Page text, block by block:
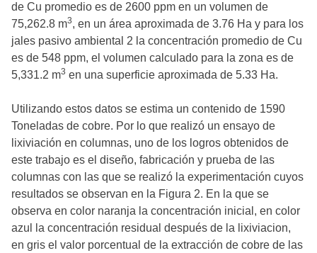
de Cu promedio es de 2600 ppm en un volumen de
75,262.8 m3, en un área aproximada de 3.76 Ha y para los
jales pasivo ambiental 2 la concentración promedio de Cu
es de 548 ppm, el volumen calculado para la zona es de
5,331.2 m3 en una superficie aproximada de 5.33 Ha.
Utilizando estos datos se estima un contenido de 1590
Toneladas de cobre. Por lo que realizó un ensayo de
lixiviación en columnas, uno de los logros obtenidos de
este trabajo es el diseño, fabricación y prueba de las
columnas con las que se realizó la experimentación cuyos
resultados se observan en la Figura 2. En la que se
observa en color naranja la concentración inicial, en color
azul la concentración residual después de la lixiviacion,
en gris el valor porcentual de la extracción de cobre de las